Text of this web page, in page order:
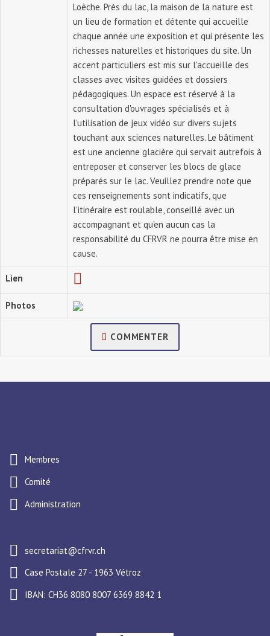
Loèche. Près du lac, la maison de la nature est
un lieu de formation et détente qui accueille
chaque année une exposition et qui présente les
richesses naturelles et historiques du site. Un
accent particuliers est mis sur l'accueille des
classes avec visites guidées et dossiers
pédagogiques. Un espace est réservé à la
consultation d'ouvrages spécialisés et à
l'utilisation de jeux vidéo sur divers sujets
touchant aux sciences naturelles. Le bâtiment
est une ancienne glacière qui servait autrefois à
entreposer et conserver les blocs de glace
préparés sur le lac. Veuillez prendre note que
ces renseignements sont indicatifs, que
l'itinéraire est roulable, conseillé avec un
accompagnant et qu'en aucun cas la
responsabilité du CFRVR ne pourra être mise en
cause.
Lien
Photos
COMMENTER
Membres
Comité
Administration
secretariat@cfrvr.ch
Case Postale 27 - 1963 Vétroz
IBAN: CH36 8080 8007 6369 8842 1